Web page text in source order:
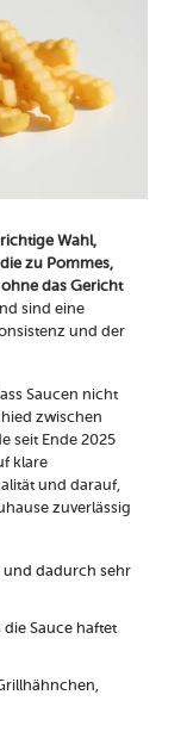
Wahl,
zu Pommes,
das Gericht
sind eine
und der
Saucen nicht
zwischen
seit Ende 2025
klare
und darauf,
zuverlässig
dadurch sehr
Sauce haftet